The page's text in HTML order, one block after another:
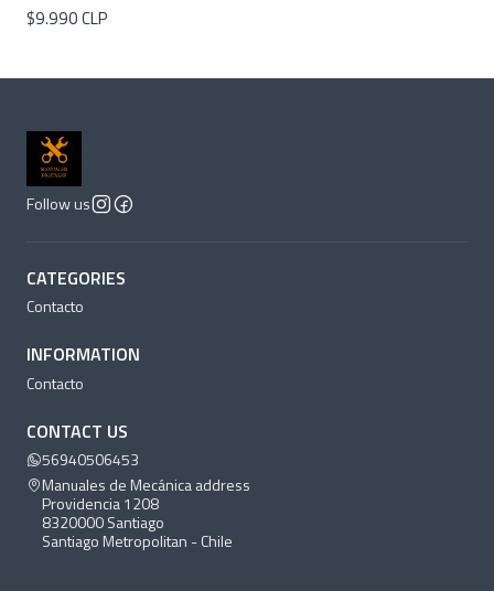
$9.990 CLP
Follow us
CATEGORIES
Contacto
INFORMATION
Contacto
CONTACT US
56940506453
Manuales de Mecánica address
Providencia 1208
8320000 Santiago
Santiago Metropolitan - Chile